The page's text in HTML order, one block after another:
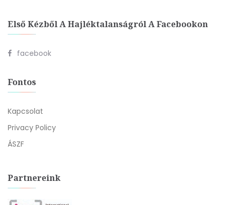
Első Kézből A Hajléktalanságról A Facebookon
facebook
Fontos
Kapcsolat
Privacy Policy
ÁSZF
Partnereink